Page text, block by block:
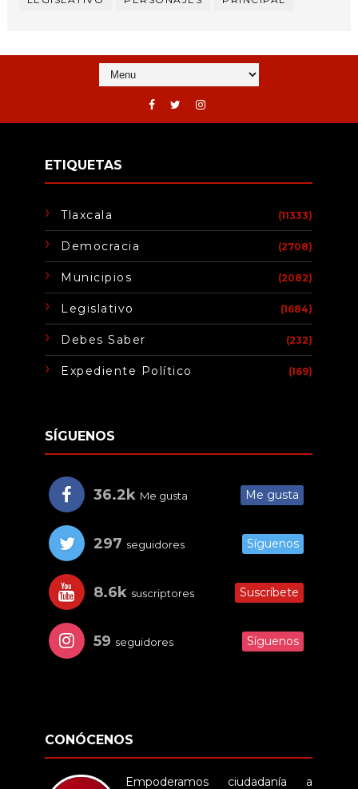
ETIQUETAS
Tlaxcala (11333)
Democracia (2708)
Municipios (2082)
Legislativo (1684)
Debes Saber (232)
Expediente Político (169)
SÍGUENOS
36.2k Me gusta Me gusta
297 seguidores Síguenos
8.6k suscriptores Suscríbete
59 seguidores Síguenos
CONÓCENOS
Empoderamos ciudadanía a